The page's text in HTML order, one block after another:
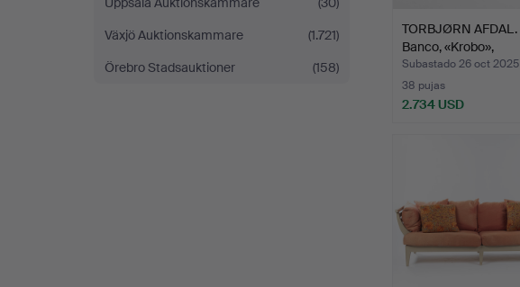
Växjö Auktionskammare
(1.721)
Örebro Stadsauktioner
(158)
TORBJØRN AFDAL.
Banco, «Krobo»,
riopalisan…
Subastado 26 oct 2025
38 pujas
2.734 USD